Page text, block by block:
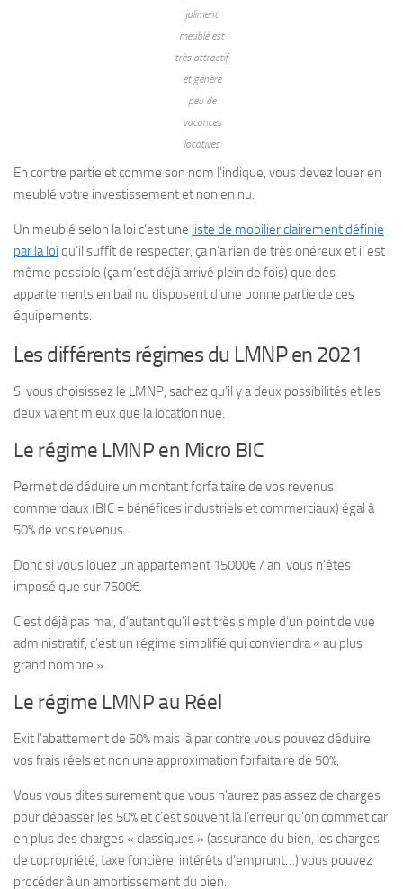
joliment
meublé est
très attractif
et génère
peu de
vacances
locatives
En contre partie et comme son nom l’indique, vous devez louer en
meublé votre investissement et non en nu.
Un meublé selon la loi c’est une liste de mobilier clairement définie
par la loi qu’il suffit de respecter, ça n’a rien de très onéreux et il est
même possible (ça m’est déjà arrivé plein de fois) que des
appartements en bail nu disposent d’une bonne partie de ces
équipements.
Les différents régimes du LMNP en 2021
Si vous choisissez le LMNP, sachez qu’il y a deux possibilités et les
deux valent mieux que la location nue.
Le régime LMNP en Micro BIC
Permet de déduire un montant forfaitaire de vos revenus
commerciaux (BIC = bénéfices industriels et commerciaux) égal à
50% de vos revenus.
Donc si vous louez un appartement 15000€ / an, vous n’êtes
imposé que sur 7500€.
C’est déjà pas mal, d’autant qu’il est très simple d’un point de vue
administratif, c’est un régime simplifié qui conviendra « au plus
grand nombre »
Le régime LMNP au Réel
Exit l’abattement de 50% mais là par contre vous pouvez déduire
vos frais réels et non une approximation forfaitaire de 50%.
Vous vous dites surement que vous n’aurez pas assez de charges
pour dépasser les 50% et c’est souvent là l’erreur qu’on commet car
en plus des charges « classiques » (assurance du bien, les charges
de copropriété, taxe foncière, intérêts d’emprunt…) vous pouvez
procéder à un amortissement du bien.